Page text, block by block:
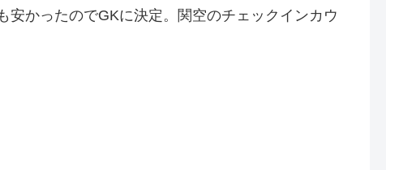
安かったのでGKに決定。関空のチェックインカウ